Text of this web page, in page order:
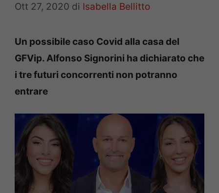
Ott 27, 2020 di Isabella Bellitto
Un possibile caso Covid alla casa del
GFVip. Alfonso Signorini ha dichiarato che
i tre futuri concorrenti non potranno
entrare